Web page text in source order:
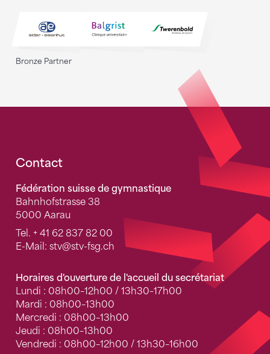
Bronze Partner
Fusszeile
Contact
Fédération suisse de gymnastique
Bahnhofstrasse 38
5000 Aarau
Tel. + 41 62 837 82 00
E-Mail: stv@stv-fsg.ch
Horaires d'ouverture de l'accueil du secrétariat
Lundi : 08h00–12h00 / 13h30–17h00
Mardi : 08h00–13h00
Mercredi : 08h00–13h00
Jeudi : 08h00–13h00
Vendredi : 08h00–12h00 / 13h30–16h00